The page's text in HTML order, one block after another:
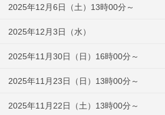
2025年12月6日（土）13時00分～
2025年12月3日（水）
2025年11月30日（日）16時00分～
2025年11月23日（日）13時00分～
2025年11月22日（土）13時00分～